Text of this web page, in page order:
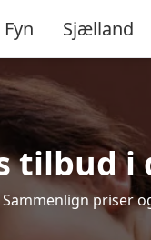
Fyn Sjælland
tilbud i
priser